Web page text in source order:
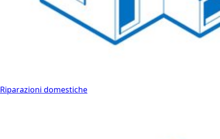
Riparazioni domestiche